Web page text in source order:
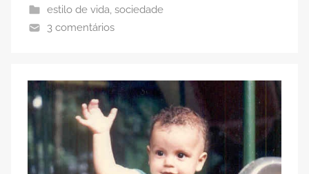
estilo de vida, sociedade
3 comentários